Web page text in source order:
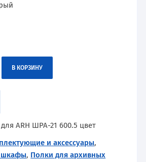
В КОРЗИНУ
ARH ШРА-21 600.5 цвет
и аксессуары,
шкафы, Полки для архивных